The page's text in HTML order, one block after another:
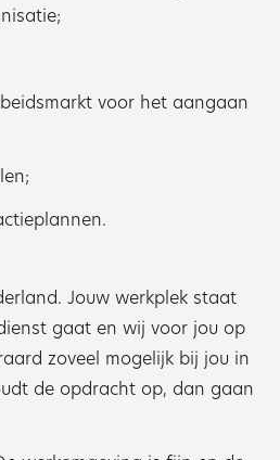
voor het aangaan
Jouw werkplek staat
gaat en wij voor jou op
zoveel mogelijk bij jou in
de opdracht op, dan gaan